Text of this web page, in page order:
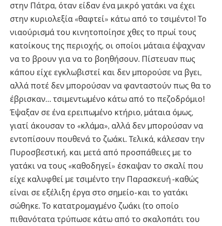
στην Πάτρα, όταν είδαν ένα µικρό γατάκι να έχει
στην κυριολεξία «θαφτεί» κάτω από το τσιµέντο! Το
νιαούρισµά του κινητοποίησε χθες το πρωί τους
κατοίκους της περιοχής, οι οποίοι µάταια έψαχναν
να το βρουν για να το βοηθήσουν. Πίστευαν πως
κάπου είχε εγκλωβιστεί και δεν µπορούσε να βγει,
αλλά ποτέ δεν µπορούσαν να φανταστούν πως θα το
έβρισκαν… τσιµεντωµένο κάτω από το πεζοδρόµιο!
Έψαξαν σε ένα ερειπωµένο κτήριο, µάταια όµως,
γιατί άκουσαν το «κλάµα», αλλά δεν µπορούσαν να
εντοπίσουν πουθενά το ζωάκι. Τελικά, κάλεσαν την
Πυροσβεστική, και µετά από προσπάθειες µε το
γατάκι να τους «καθοδηγεί» έσκαψαν το σκαλί που
είχε καλυφθεί µε τσιµέντο την Παρασκευή -καθώς
είναι σε εξέλιξη έργα στο σηµείο- και το γατάκι
σώθηκε. Το κατατροµαγµένο ζωάκι (το οποίο
πιθανότατα τρύπωσε κάτω από το σκαλοπάτι του